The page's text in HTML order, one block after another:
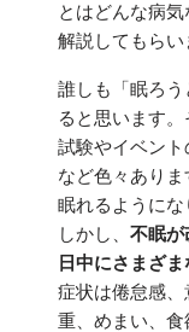
とはどんな病
解説してもらい
誰しも「眠ろ
ると思います。
試験やイベン
など色々あり
眠れるようにな
しかし、 不眠が
日中にさまざま
症状は倦怠感
重、めまい、